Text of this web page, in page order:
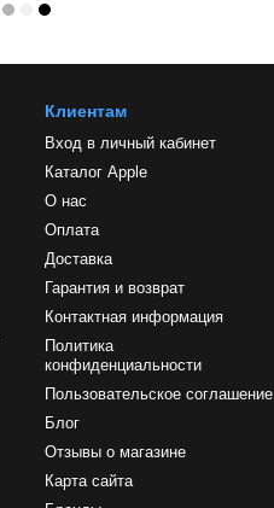
Клиентам
Вход в личный кабинет
Каталог Apple
О нас
Оплата
Доставка
Гарантия и возврат
Контактная информация
Политика
конфиденциальности
Пользовательское соглашение
Блог
Отзывы о магазине
Карта сайта